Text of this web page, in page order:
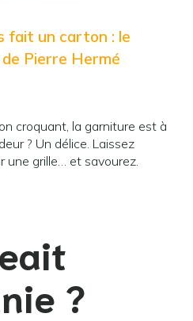
fait un carton : le
Pierre Hermé
croquant, la garniture est à
? Un délice. Laissez
une grille… et savourez.
?